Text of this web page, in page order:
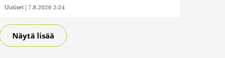
Uutiset | 7.8.2026 2:24
Näytä lisää